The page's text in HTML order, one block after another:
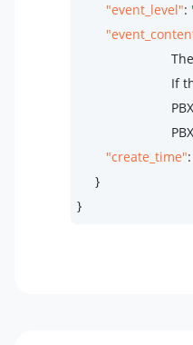
"event_level":
"create_time":
     }
}